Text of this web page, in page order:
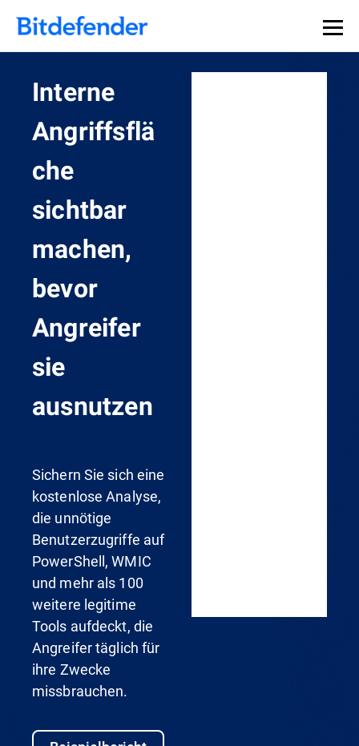
Interne
Angriffsflä
che
sichtbar
machen,
bevor
Angreifer
sie
ausnutzen
Sichern Sie sich eine
kostenlose Analyse,
die unnötige
Benutzerzugriffe auf
PowerShell, WMIC
und mehr als 100
weitere legitime
Tools aufdeckt, die
Angreifer täglich für
ihre Zwecke
missbrauchen.